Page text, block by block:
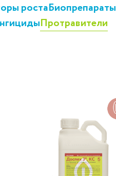
ростаБиопрепараты
Протравители